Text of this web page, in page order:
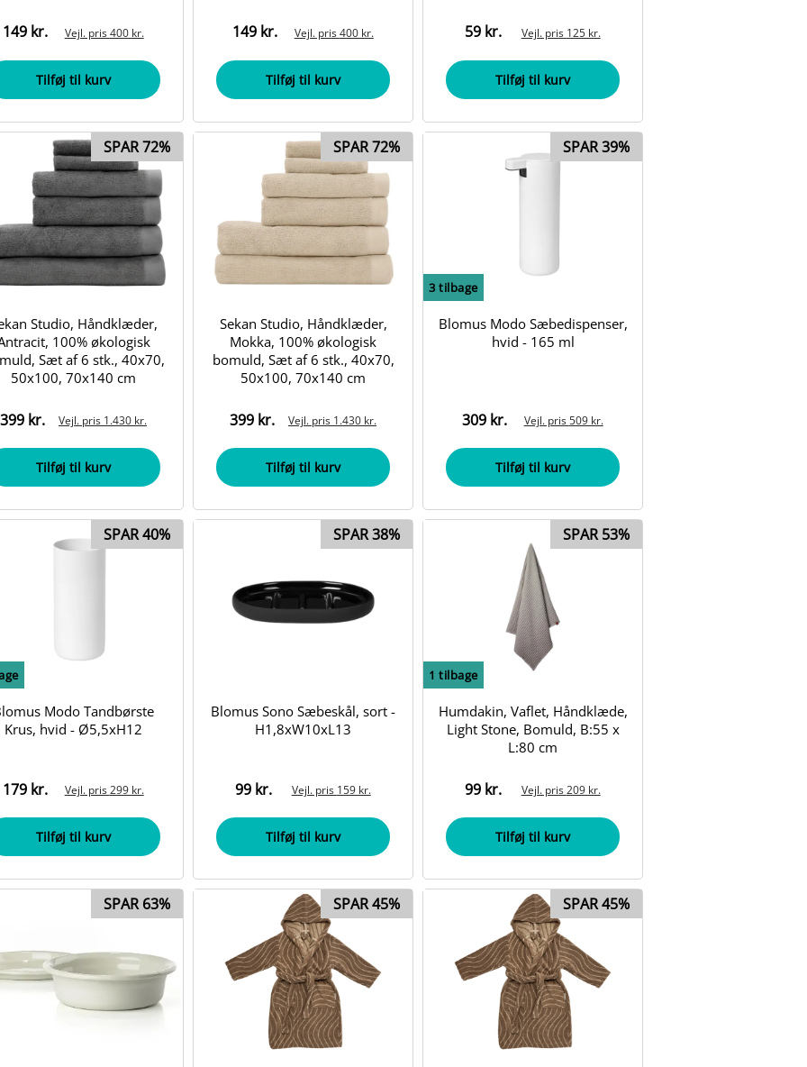
Vejl. pris400 kr.
149 kr.
Tilføj til kurv
Vejl. pris400 kr.
149 kr.
Tilføj til kurv
Vejl. pris 125 kr.
59 kr.
Tilføj til kurv
SPAR 72%
Studio, Håndklæder,
100% økologisk
Sæt af 6 stk., 40x70,
50x100, 70x140 cm
Vejl. pris 1.430 kr.
399 kr.
Tilføj til kurv
SPAR 72%
Sekan Studio, Håndklæder,
Mokka, 100% økologisk
bomuld, Sæt af 6 stk., 40x70,
50x100, 70x140 cm
Vejl. pris 1.430 kr.
399 kr.
Tilføj til kurv
3tilbage
SPAR 39%
Blomus Modo Sæbedispenser,
hvid - 165 ml
Vejl. pris509 kr.
309 kr.
Tilføj til kurv
SPAR 40%
Modo Tandbørste
Krus, hvid - Ø5,5xH12
Vejl. pris299 kr.
179 kr.
Tilføj til kurv
SPAR 38%
Blomus Sono Sæbeskål, sort -
H1,8xW10xL13
Vejl. pris 159 kr.
99 kr.
Tilføj til kurv
1 tilbage
SPAR 53%
Humdakin, Vaflet, Håndklæde,
Light Stone, Bomuld, B:55 x
L:80 cm
Vejl. pris209 kr.
99 kr.
Tilføj til kurv
SPAR 63% SPAR 45% SPAR 45%